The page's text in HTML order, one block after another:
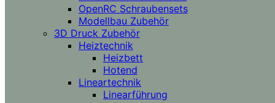
OpenRC Schraubensets
Modellbau Zubehör
3D Druck Zubehör
Heiztechnik
Heizbett
Hotend
Lineartechnik
Linearführung